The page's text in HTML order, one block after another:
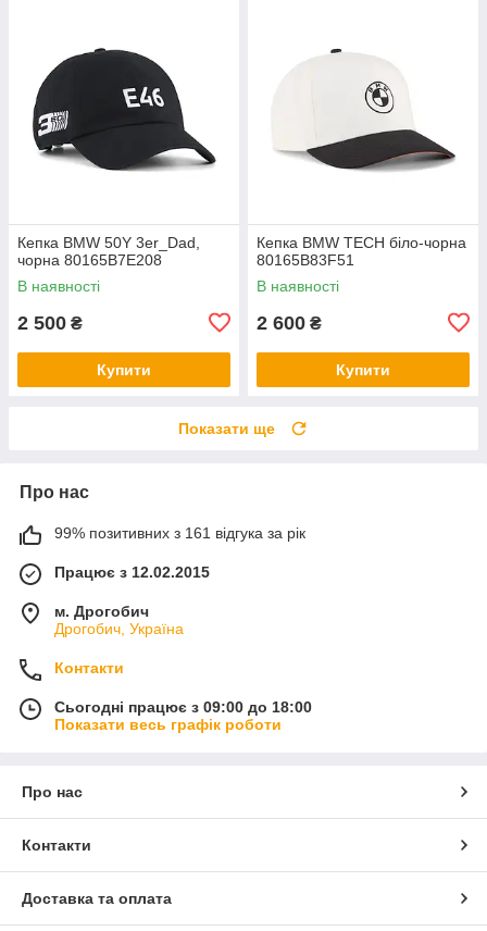
Кепка BMW 50Y 3er_Dad,
чорна 80165B7E208
В наявності
2 500 ₴
Купити
Кепка BMW TECH бiло-чорна
80165B83F51
В наявності
2 600 ₴
Купити
Показати ще
Про нас
99% позитивних з 161 відгука за рік
Працює з 12.02.2015
м. Дрогобич
Дрогобич, Україна
Контакти
Сьогодні працює з 09:00 до 18:00
Показати весь графік роботи
Про нас
Контакти
Доставка та оплата